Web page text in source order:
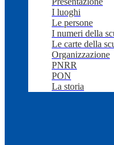
I luoghi
Le persone
I numeri della
Le carte della
Organizzazione
PNRR
PON
La storia